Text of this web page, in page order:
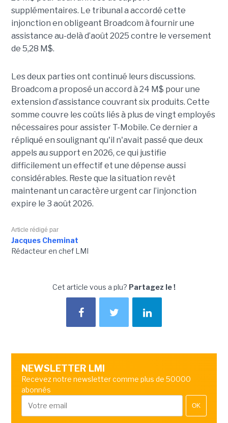
supplémentaires. Le tribunal a accordé cette
injonction en obligeant Broadcom à fournir une
assistance au-delà d’août 2025 contre le versement
de 5,28 M$.
Les deux parties ont continué leurs discussions.
Broadcom a proposé un accord à 24 M$ pour une
extension d’assistance couvrant six produits. Cette
somme couvre les coûts liés à plus de vingt employés
nécessaires pour assister T-Mobile. Ce dernier a
répliqué en soulignant qu'il n'avait passé que deux
appels au support en 2026, ce qui justifie
difficilement un effectif et une dépense aussi
considérables. Reste que la situation revêt
maintenant un caractère urgent car l’injonction
expire le 3 août 2026.
Article rédigé par
Jacques Cheminat
Rédacteur en chef LMI
Cet article vous a plu? Partagez le !
NEWSLETTER LMI
Recevez notre newsletter comme plus de 50000
abonnés
OK